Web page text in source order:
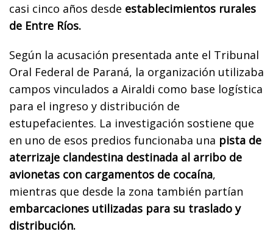
casi cinco años desde establecimientos rurales
de Entre Ríos.
Según la acusación presentada ante el Tribunal
Oral Federal de Paraná, la organización utilizaba
campos vinculados a Airaldi como base logística
para el ingreso y distribución de
estupefacientes. La investigación sostiene que
en uno de esos predios funcionaba una pista de
aterrizaje clandestina destinada al arribo de
avionetas con cargamentos de cocaína,
mientras que desde la zona también partían
embarcaciones utilizadas para su traslado y
distribución.